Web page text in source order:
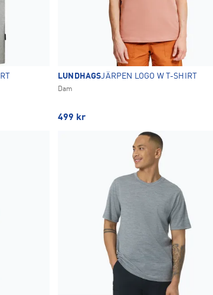
LUNDHAGSJÄRPEN LOGO W T-SHIRT
Dam
499 kr